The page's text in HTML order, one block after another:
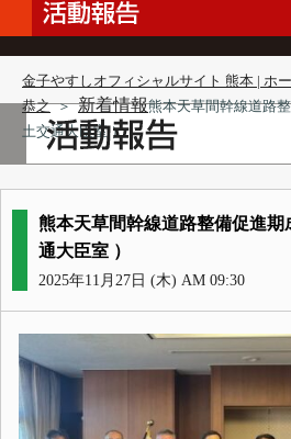
金子やすしオフィシャルサイト 熊本 | ホ
恭之 ＞ 新着情報熊本天草間幹線道路
土交通大臣室 ）
熊本天草間幹線道路整備促進
通大臣室 ）
2025年11月27日 (木) AM 09:30